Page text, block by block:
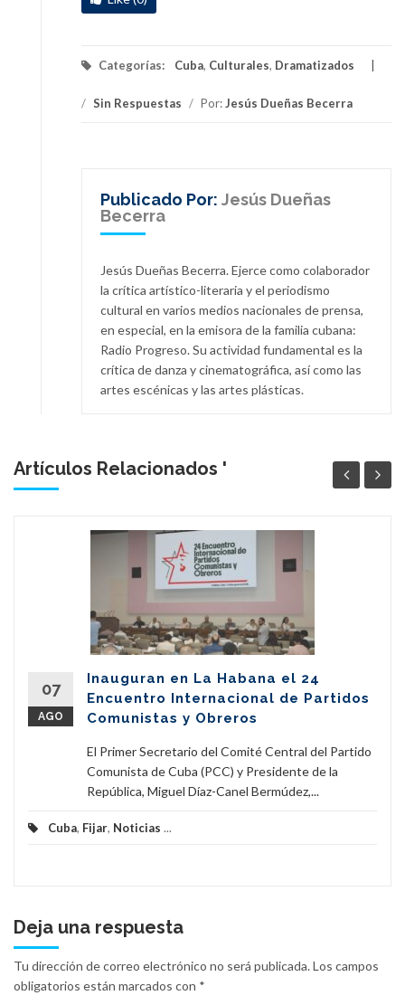
Categorías: Cuba, Culturales, Dramatizados
/ Sin Respuestas / Por:Jesús Dueñas Becerra
Publicado Por: Jesús Dueñas
Becerra
Jesús Dueñas Becerra. Ejerce como colaborador
la crítica artístico-literaria y el periodismo
cultural en varios medios nacionales de prensa,
en especial, en la emisora de la familia cubana:
Radio Progreso. Su actividad fundamental es la
crítica de danza y cinematográfica, así como las
artes escénicas y las artes plásticas.
Artículos Relacionados '
07
AGO
Inauguran en La Habana el 24
Encuentro Internacional de Partidos
Comunistas y Obreros
El Primer Secretario del Comité Central del Partido
Comunista de Cuba (PCC) y Presidente de la
República, Miguel Díaz-Canel Bermúdez,...
Cuba, Fijar, Noticias ...
Deja una respuesta
Tu dirección de correo electrónico no será publicada.Los campos
obligatorios están marcados con *